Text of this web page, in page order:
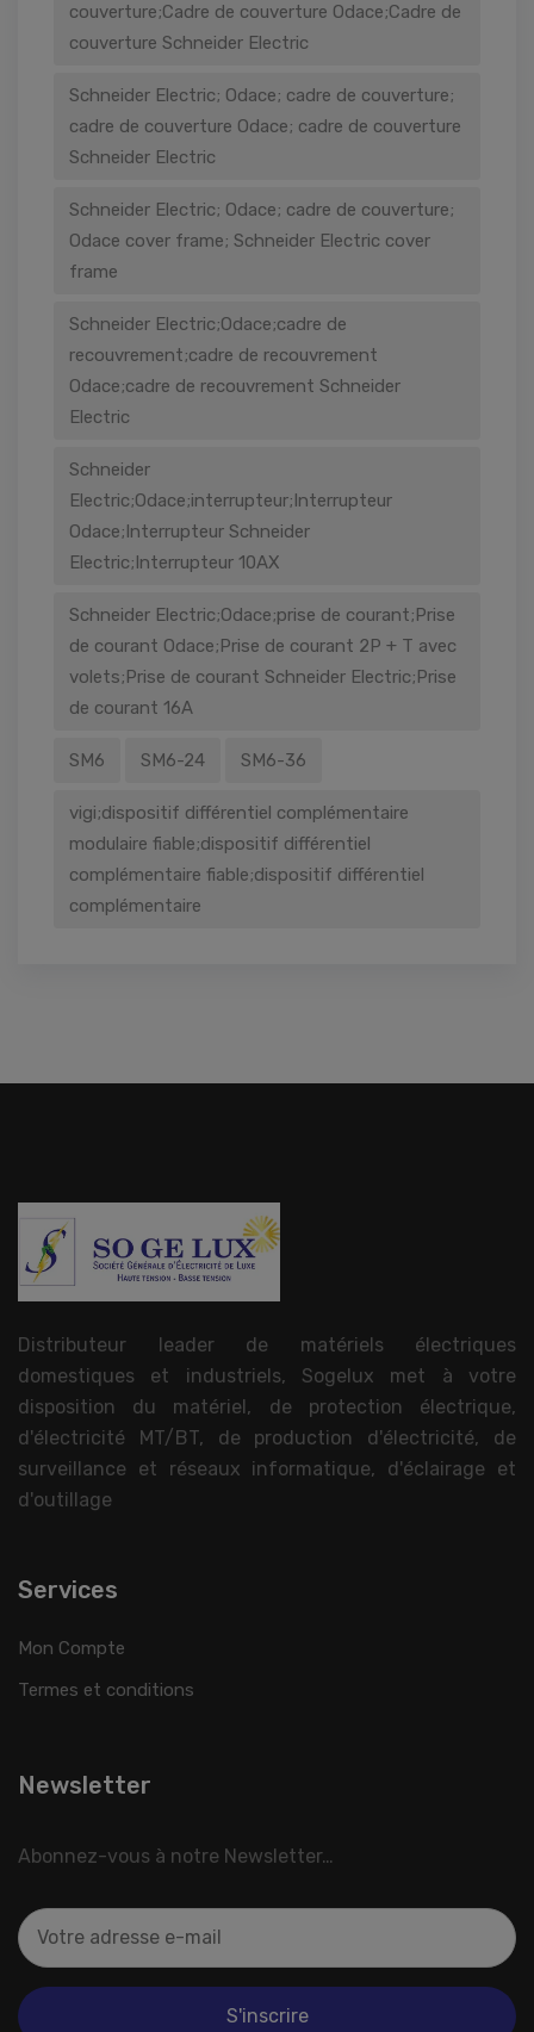
couverture;Cadre de couverture Odace;Cadre de
couverture Schneider Electric
Schneider Electric; Odace; cadre de couverture;
cadre de couverture Odace; cadre de couverture
Schneider Electric
Schneider Electric; Odace; cadre de couverture;
Odace cover frame; Schneider Electric cover
frame
Schneider Electric;Odace;cadre de
recouvrement;cadre de recouvrement
Odace;cadre de recouvrement Schneider
Electric
Schneider
Electric;Odace;interrupteur;Interrupteur
Odace;Interrupteur Schneider
Electric;Interrupteur 10AX
Schneider Electric;Odace;prise de courant;Prise
de courant Odace;Prise de courant 2P + T avec
volets;Prise de courant Schneider Electric;Prise
de courant 16A
SM6 SM6-24 SM6-36
vigi;dispositif différentiel complémentaire
modulaire fiable;dispositif différentiel
complémentaire fiable;dispositif différentiel
complémentaire
Distributeur leader de matériels électriques
domestiques et industriels, Sogelux met à votre
disposition du matériel, de protection électrique,
d'électricité MT/BT, de production d'électricité, de
surveillance et réseaux informatique, d'éclairage et
d'outillage
Services
Mon Compte
Termes et conditions
Newsletter
Abonnez-vous à notre Newsletter…